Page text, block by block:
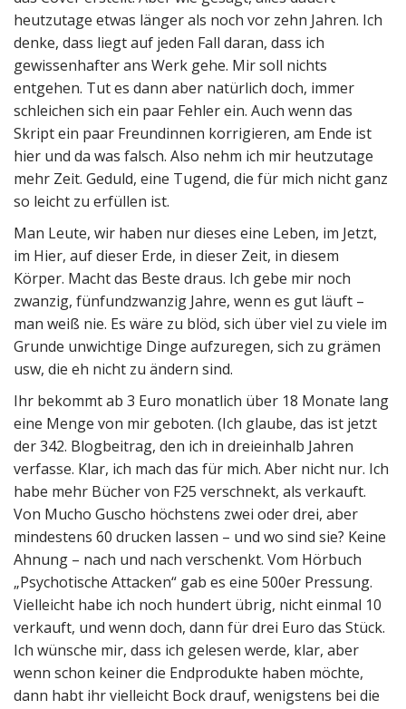
heutzutage etwas länger als noch vor zehn Jahren. Ich
denke, dass liegt auf jeden Fall daran, dass ich
gewissenhafter ans Werk gehe. Mir soll nichts
entgehen. Tut es dann aber natürlich doch, immer
schleichen sich ein paar Fehler ein. Auch wenn das
Skript ein paar Freundinnen korrigieren, am Ende ist
hier und da was falsch. Also nehm ich mir heutzutage
mehr Zeit. Geduld, eine Tugend, die für mich nicht ganz
so leicht zu erfüllen ist.
Man Leute, wir haben nur dieses eine Leben, im Jetzt,
im Hier, auf dieser Erde, in dieser Zeit, in diesem
Körper. Macht das Beste draus. Ich gebe mir noch
zwanzig, fünfundzwanzig Jahre, wenn es gut läuft –
man weiß nie. Es wäre zu blöd, sich über viel zu viele im
Grunde unwichtige Dinge aufzuregen, sich zu grämen
usw, die eh nicht zu ändern sind.
Ihr bekommt ab 3 Euro monatlich über 18 Monate lang
eine Menge von mir geboten. (Ich glaube, das ist jetzt
der 342. Blogbeitrag, den ich in dreieinhalb Jahren
verfasse. Klar, ich mach das für mich. Aber nicht nur. Ich
habe mehr Bücher von F25 verschnekt, als verkauft.
Von Mucho Guscho höchstens zwei oder drei, aber
mindestens 60 drucken lassen – und wo sind sie? Keine
Ahnung – nach und nach verschenkt. Vom Hörbuch
„Psychotische Attacken“ gab es eine 500er Pressung.
Vielleicht habe ich noch hundert übrig, nicht einmal 10
verkauft, und wenn doch, dann für drei Euro das Stück.
Ich wünsche mir, dass ich gelesen werde, klar, aber
wenn schon keiner die Endprodukte haben möchte,
dann habt ihr vielleicht Bock drauf, wenigstens bei die